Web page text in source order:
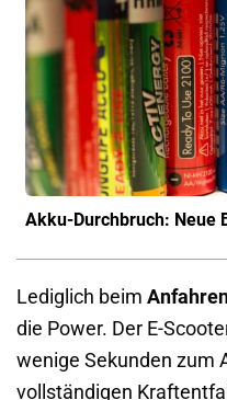
Akku-Durchbruch: Neue
Lediglich beim
die Power. Der E-
wenige Sekunden zum
vollständigen